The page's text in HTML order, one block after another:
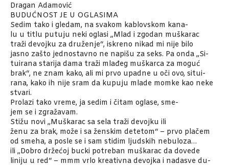
Dragan Adamović
BUDUĆNOST JE U OGLASIMA
Sedim tako i gledam, na svakom kablovskom kana-
lu u titlu putuju neki oglasi ,,Mlad i zgodan muškarac
traži devojku za druženje“, iskreno nikad mi nije bilo
jasno zašto jednostavno ne napišu za seks. Pa onda ,,Si-
tuirana starija dama traži mlađeg muškarca za moguć
brak“, ne znam kako, ali mi prvo upadne u oči ovo, situi-
rana, kako ih nije sram da kupuju mlade momke kao neke
stvari.
Prolazi tako vreme, ja sedim i čitam oglase, sme-
jem se i zgražavam.
Stižu novi ,,Muškarac sa sela traži devojku ili
ženu za brak, može i sa ženskim detetom“ – prvo plačem
od smeha, a posle se i sam stidim ljudskih nebuloza…
ili ,,Dobro držećoj bucki potreban muškarac da dovede
liniju u red“ – mmm vrlo kreativna devojka i nadasve du-